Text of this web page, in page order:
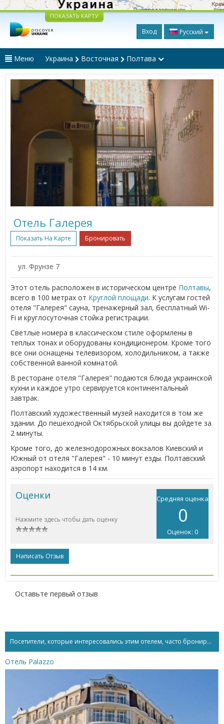
ПОКАЗАТЬ КАРТУ
Вход Русский
Меню Украина Восточная Полтава
Отель Галерея
Показать На Карте Бронировать
ул. Фрунзе 7
Этот отель расположен в историческом центре Полтавы,
всего в 100 метрах от Круглой площади. К услугам гостей
отеля "Галерея" сауна, тренажерный зал, бесплатный Wi-
Fi и круглосуточная стойка регистрации.
Светлые номера в классическом стиле оформлены в
теплых тонах и оборудованы кондиционером. Кроме того
все они оснащены телевизором, холодильником, а также
собственной ванной комнатой.
В ресторане отеля "Галерея" подаются блюда украинской
кухни и каждое утро сервируется континентальный
завтрак.
Полтавский художественный музей находится в том же
здании. До пешеходной Октябрьской улицы вы дойдете за
2 минуты.
Кроме того, до железнодорожных вокзалов Киевский и
Южный от отеля "Галерея" - 10 минут езды. Полтавский
аэропорт находится в 14 км.
Средняя оценка
0
Оценок: 0
Оценки
Нажмите здесь чтобы дать оценку
Написать Отзыв
Оставьте первый отзыв
Посетители, которые интересовались этим отелем, часто бронируют...
Отель Palazzo